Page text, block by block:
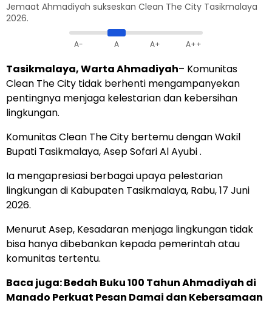
Jemaat Ahmadiyah sukseskan Clean The City Tasikmalaya
2026.
A- A A+ A++
Tasikmalaya, Warta Ahmadiyah– Komunitas
Clean The City tidak berhenti mengampanyekan
pentingnya menjaga kelestarian dan kebersihan
lingkungan.
Komunitas Clean The City bertemu dengan Wakil
Bupati Tasikmalaya, Asep Sofari Al Ayubi .
Ia mengapresiasi berbagai upaya pelestarian
lingkungan di Kabupaten Tasikmalaya, Rabu, 17 Juni
2026.
Menurut Asep, Kesadaran menjaga lingkungan tidak
bisa hanya dibebankan kepada pemerintah atau
komunitas tertentu.
Baca juga:Bedah Buku 100 Tahun Ahmadiyah di
Manado Perkuat Pesan Damai dan Kebersamaan